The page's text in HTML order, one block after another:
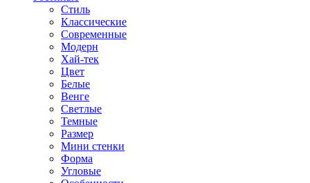
Стиль
Классические
Современные
Модерн
Хай-тек
Цвет
Белые
Венге
Светлые
Темные
Размер
Мини стенки
Форма
Угловые